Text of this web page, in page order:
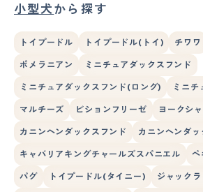
小型犬から探す
トイプードル トイプードル(トイ) チワワ
ポメラニアン ミニチュアダックスフンド
ミニチュアダックスフンド(ロング) ミニチ
マルチーズ ビションフリーゼ ヨークシ
カニンヘンダックスフンド カニンヘンダ
キャバリアキングチャールズスパニエル ペ
パグ トイプードル(タイニー) ジャック